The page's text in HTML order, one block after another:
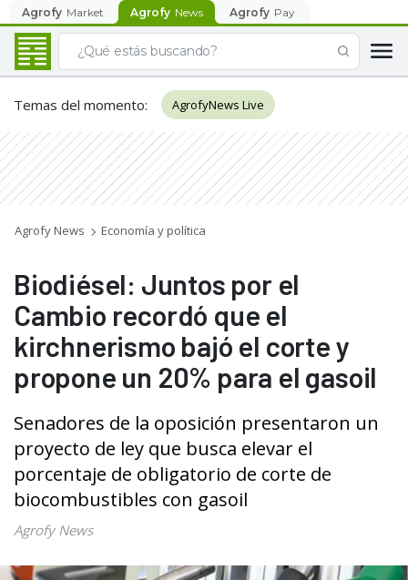
Agrofy Market Agrofy News Agrofy Pay
Temas del momento: AgrofyNews Live
Agrofy News Economía y política
Biodiésel: Juntos por el
Cambio recordó que el
kirchnerismo bajó el corte y
propone un 20% para el gasoil
Senadores de la oposición presentaron un
proyecto de ley que busca elevar el
porcentaje de obligatorio de corte de
biocombustibles con gasoil
Agrofy News